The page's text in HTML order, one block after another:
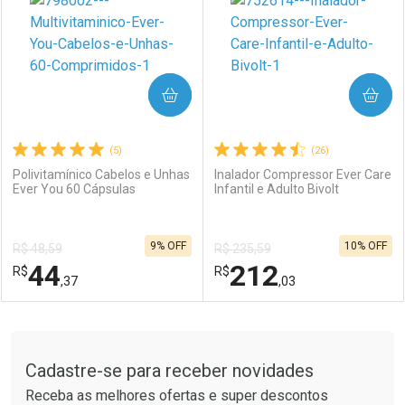
Comprar sem Desconto
Por R$ 54,99/cada
Comprar sem Desconto
Por R$ 54,99/cada
Comprar sem Desconto
Por R$ 148,77/cada
Comprar sem Desconto
Por R$ 148,77/cada
(5)
Polivitamínico Cabelos e Unhas
Ever You 60 Cápsulas
R$ 48,59
R$44,37
9% OFF
COMPRAR
Laboratório
Por Menos
(26)
Inalador Compressor Ever Care
Infantil e Adulto Bivolt
R$ 235,59
R$212,03
10% OFF
COMPRAR
Laboratório
Por Menos
Cadastre-se para receber novidades
Receba as melhores ofertas e super descontos